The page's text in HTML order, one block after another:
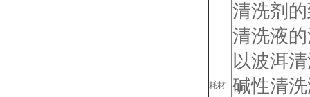
耗材
清洗剂
清洗液
以波洱
碱性清